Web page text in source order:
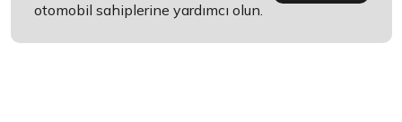
otomobil sahiplerine yardımcı olun.